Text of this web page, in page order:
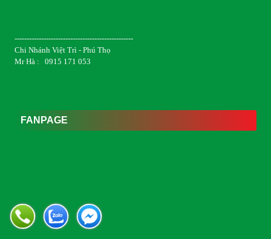
-------------------------------------------------
Chi Nhánh Việt Trì - Phú Thọ
Mr Hà : 0915 171 053
FANPAGE